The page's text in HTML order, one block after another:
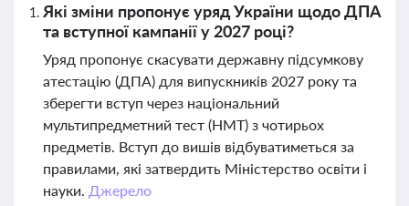
Які зміни пропонує уряд України щодо ДПА
та вступної кампанії у 2027 році?
Уряд пропонує скасувати державну підсумкову
атестацію (ДПА) для випускників 2027 року та
зберегти вступ через національний
мультипредметний тест (НМТ) з чотирьох
предметів. Вступ до вишів відбуватиметься за
правилами, які затвердить Міністерство освіти і
науки. Джерело